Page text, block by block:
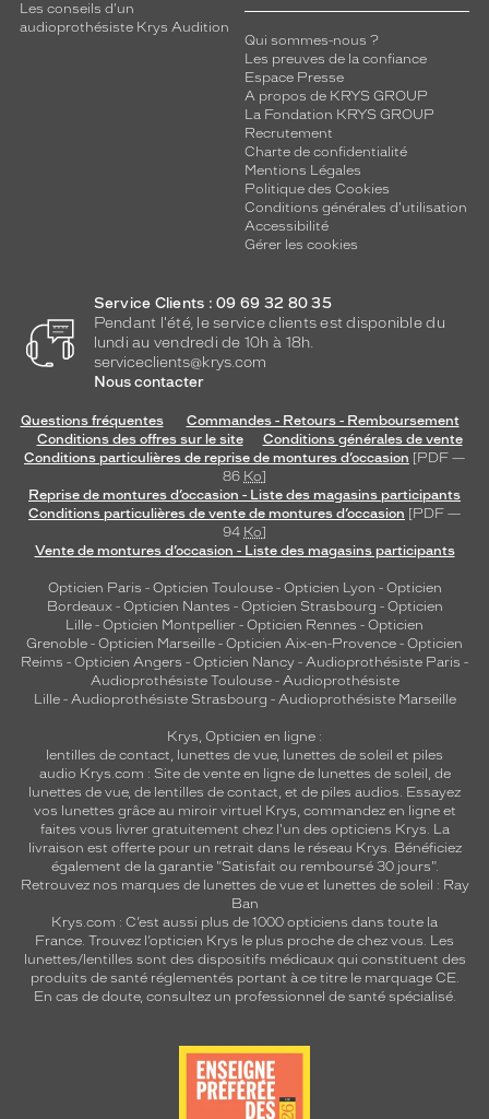
Les conseils d'un
audioprothésiste Krys Audition
Qui sommes-nous ?
Les preuves de la confiance
Espace Presse
A propos de KRYS GROUP
La Fondation KRYS GROUP
Recrutement
Charte de confidentialité
Mentions Légales
Politique des Cookies
Conditions générales d'utilisation
Accessibilité
Gérer les cookies
Service Clients : 09 69 32 80 35
Pendant l'été, le service clients est disponible du
lundi au vendredi de 10h à 18h.
serviceclients@krys.com
Nous contacter
Questions fréquentes
Commandes - Retours - Remboursement
Conditions des offres sur le site
Conditions générales de vente
Conditions particulières de reprise de montures d’occasion [PDF —
86 Ko]
Reprise de montures d’occasion - Liste des magasins participants
Conditions particulières de vente de montures d’occasion [PDF —
94 Ko]
Vente de montures d’occasion - Liste des magasins participants
Opticien Paris - Opticien Toulouse- Opticien Lyon - Opticien
Bordeaux- Opticien Nantes - Opticien Strasbourg - Opticien
Lille - Opticien Montpellier - Opticien Rennes - Opticien
Grenoble - Opticien Marseille - Opticien Aix-en-Provence - Opticien
Reims - Opticien Angers - Opticien Nancy - Audioprothésiste Paris -
Audioprothésiste Toulouse- Audioprothésiste
Lille- Audioprothésiste Strasbourg - Audioprothésiste Marseille
Krys, Opticien en ligne :
lentilles de contact, lunettes de vue, lunettes de soleil et piles
audio Krys.com : Site de vente en ligne de lunettes de soleil, de
lunettes de vue, de lentilles de contact, et de piles audios. Essayez
vos lunettes grâce au miroir virtuel Krys, commandez en ligne et
faites vous livrer gratuitement chez l'un des opticiens Krys. La
livraison est offerte pour un retrait dans le réseau Krys. Bénéficiez
également de la garantie "Satisfait ou remboursé 30 jours".
Retrouvez nos marques de lunettes de vue et lunettes de soleil : Ray
Ban
Krys.com : C’est aussi plus de 1000 opticiens dans toute la
France. Trouvez l’opticien Krys le plus proche de chez vous. Les
lunettes/lentilles sont des dispositifs médicaux qui constituent des
produits de santé réglementés portant à ce titre le marquage CE.
En cas de doute, consultez un professionnel de santé spécialisé.